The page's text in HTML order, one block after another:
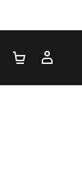
LISTE DEPANIER 0